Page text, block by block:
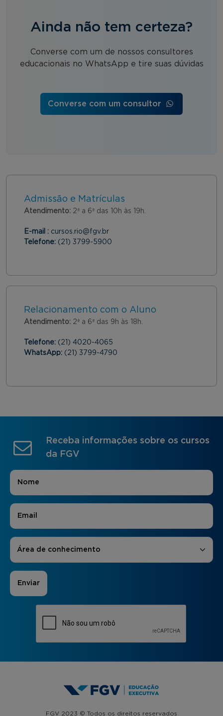
Ainda não tem certeza?
Converse com um de nossos consultores
educacionais no WhatsApp e tire suas dúvidas
Converse com um consultor
Admissão e Matrículas
Atendimento: 2ª a 6ª das 10h às 19h.
E-mail : cursos.rio@fgv.br
Telefone: (21) 3799-5900
Relacionamento com o Aluno
Atendimento: 2ª a 6ª das 9h às 18h.
Telefone: (21) 4020-4065
WhatsApp: (21) 3799-4790
Receba informações sobre os cursos
da FGV
Nome
E-mail
Áreas de Interesse
Área de conhecimento
FGV 2023 © Todos os direitos reservados